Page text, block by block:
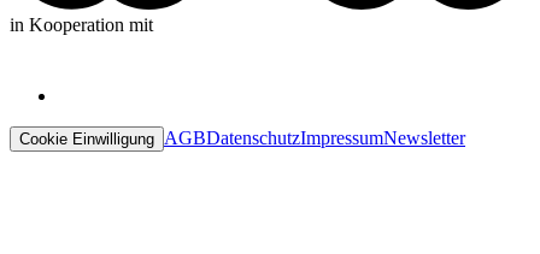
in Kooperation mit
Cookie Einwilligung AGBDatenschutzImpressumNewsletter